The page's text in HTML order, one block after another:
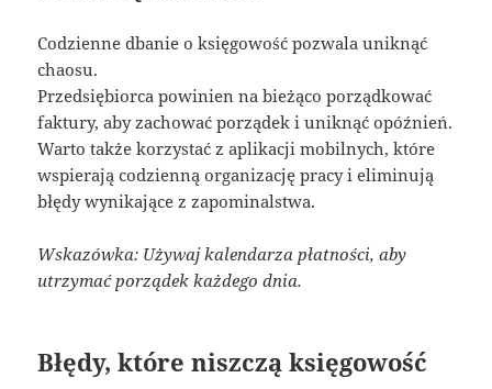
Codzienne dbanie o księgowość pozwala uniknąć
chaosu.
Przedsiębiorca powinien na bieżąco porządkować
faktury, aby zachować porządek i uniknąć opóźnień.
Warto także korzystać z aplikacji mobilnych, które
wspierają codzienną organizację pracy i eliminują
błędy wynikające z zapominalstwa.
Wskazówka: Używaj kalendarza płatności, aby
utrzymać porządek każdego dnia.
Błędy, które niszczą księgowość